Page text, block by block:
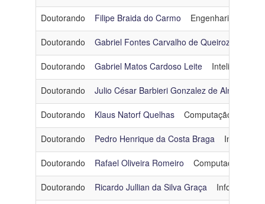
Doutorando Filipe Braida do Carmo Engenharia de
Doutorando Gabriel Fontes Carvalho de Queiroz
Doutorando Gabriel Matos Cardoso Leite Inteligência
Doutorando Julio César Barbieri Gonzalez de Almeida
Doutorando Klaus Natorf Quelhas Computação Gráfica
Doutorando Pedro Henrique da Costa Braga
Doutorando Rafael Oliveira Romeiro Computação
Doutorando Ricardo Jullian da Silva Graça Informática